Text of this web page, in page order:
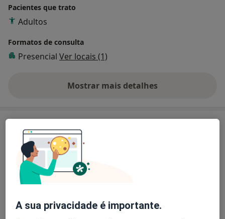
Pacientes que trato
Adultos
Formatos de consulta
Presencial Ver locais (1)
Mostrar mais detalhes
sobre a experiência
Primeira consulta Psicologia
65 € Detalhes
Psicoterapia
A sua privacidade é importante.